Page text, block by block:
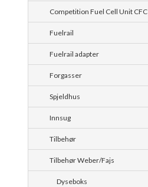
Competition Fuel Cell Unit CFC
Fuelrail
Fuelrail adapter
Forgasser
Spjeldhus
Innsug
Tilbehør
Tilbehør Weber/Fajs
Dyseboks